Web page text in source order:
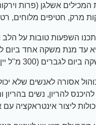
המכילים אשלגן (פרות
מרק, חטיפים מלוחים,
השפעות טובות על
אסורה לאנשים שלא
להריון, נשים בהריון
ליצור אינטראקציה